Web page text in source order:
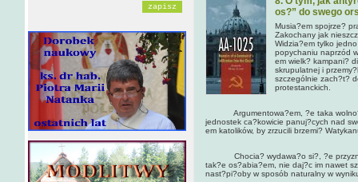
os?” do swego
Musia?em spojrze?
Zakochany jak
Widzia?em tylko
popychaniu naprzód
em wielk? kampani?
skrupulatnej i
szczególnie zach?t?
protestanckich.
Argumentowa?em, ?e taka wolno??
jednostek ca?kowicie panuj?cych nad
em katolików, by zrzucili brzemi?
Chocia? wydawa?o si?, ?e
tak?e os?abia?em, nie daj?c im nawet
nast?pi?oby w sposób naturalny w